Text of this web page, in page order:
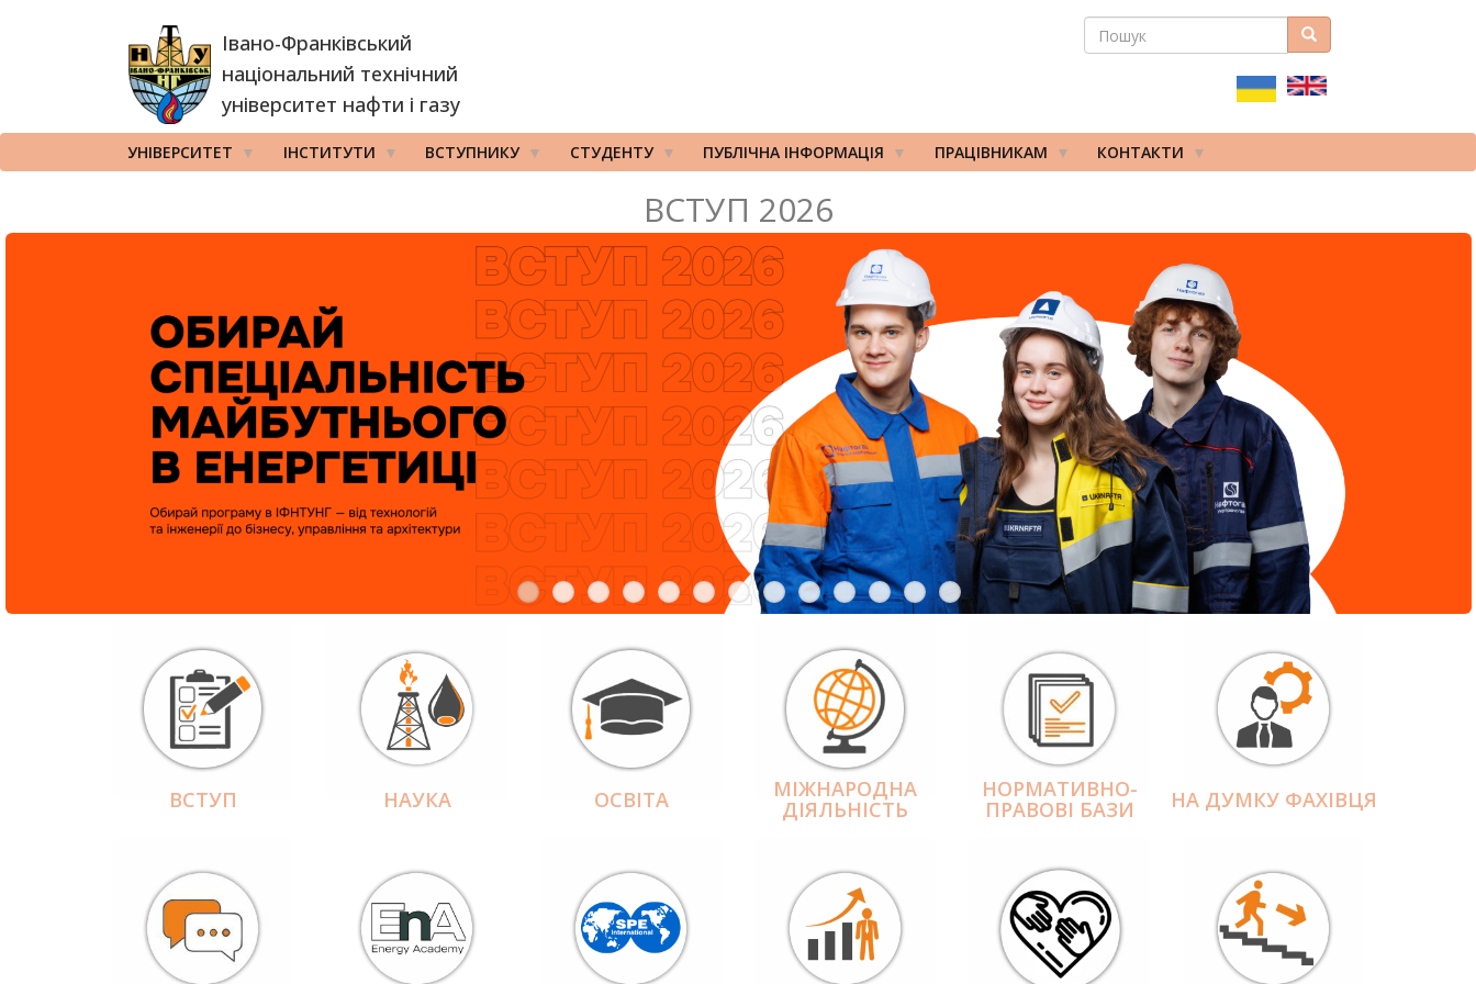
Івано-Франківський
національний технічний
університет нафти і газу
ПОШУКОВА
ПОШУК Пошук
УНІВЕРСИТЕТ ІНСТИТУТИ ВСТУПНИКУ СТУДЕНТУ ПУБЛІЧНА ІНФОРМАЦІЯ ПРАЦІВНИКАМ КОНТАКТИ
ВСТУП 2026
ВСТУП НАУКА ОСВІТА МІЖНАРОДНА
ДІЯЛЬНІCТЬ
НОРМАТИВНО-
ПРАВОВІ БАЗИ НА ДУМКУ ФАХІВЦЯ